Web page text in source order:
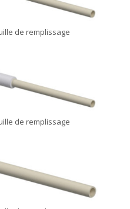
de remplissage
de remplissage